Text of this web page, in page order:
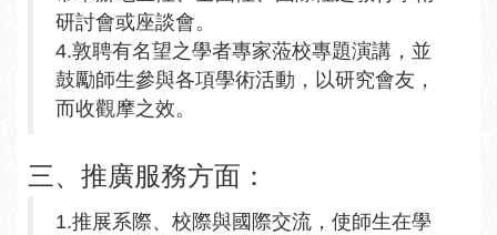
研討會或座談會。
4.敦聘有名望之學者專家蒞校專題演講，並
鼓勵師生參與各項學術活動，以研究會友，
而收觀摩之效。
三、推廣服務方面：
1.推展系際、校際與國際交流，使師生在學